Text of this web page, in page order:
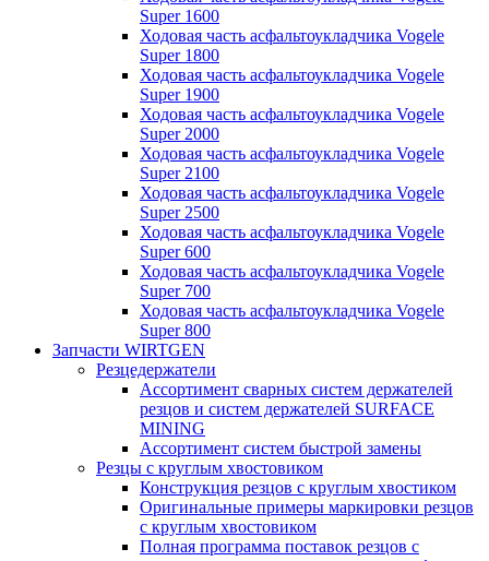
Super 1600
Ходовая часть асфальтоукладчика Vogele
Super 1800
Ходовая часть асфальтоукладчика Vogele
Super 1900
Ходовая часть асфальтоукладчика Vogele
Super 2000
Ходовая часть асфальтоукладчика Vogele
Super 2100
Ходовая часть асфальтоукладчика Vogele
Super 2500
Ходовая часть асфальтоукладчика Vogele
Super 600
Ходовая часть асфальтоукладчика Vogele
Super 700
Ходовая часть асфальтоукладчика Vogele
Super 800
Запчасти WIRTGEN
Резцедержатели
Ассортимент сварных систем держателей
резцов и систем держателей SURFACE
MINING
Ассортимент систем быстрой замены
Резцы с круглым хвостовиком
Конструкция резцов с круглым хвостиком
Оригинальные примеры маркировки резцов
с круглым хвостовиком
Полная программа поставок резцов с